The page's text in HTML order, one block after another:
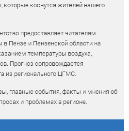
которые коснутся жителей нашего
предоставляет читателям
в Пензе и Пензенской области на
температуры воздуха,
Прогноз сопровождается
из регионального ЦГМС.
главные события, факты и мнения об
и проблемах в регионе.